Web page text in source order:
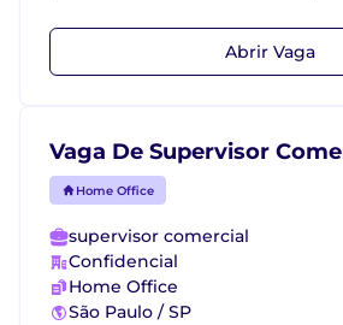
Abrir Vaga
Vaga De Supervisor
Home Office
supervisor comercial
Confidencial
Home Office
São Paulo / SP